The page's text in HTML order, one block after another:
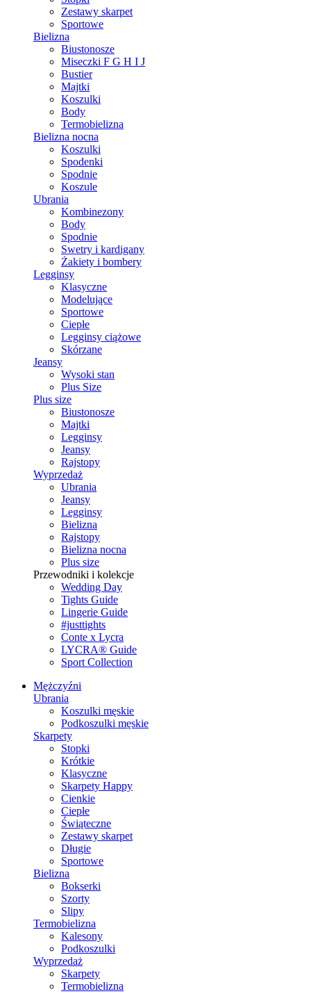
Zestawy skarpet
Sportowe
Bielizna
Biustonosze
Miseczki F G H I J
Bustier
Majtki
Koszulki
Body
Termobielizna
Bielizna nocna
Koszulki
Spodenki
Spodnie
Koszule
Ubrania
Kombinezony
Body
Spodnie
Swetry i kardigany
Żakiety i bombery
Legginsy
Klasyczne
Modelujące
Sportowe
Ciepłe
Legginsy ciążowe
Skórzane
Jeansy
Wysoki stan
Plus Size
Plus size
Biustonosze
Majtki
Legginsy
Jeansy
Rajstopy
Wyprzedaż
Ubrania
Jeansy
Legginsy
Bielizna
Rajstopy
Bielizna nocna
Plus size
Przewodniki i kolekcje
Wedding Day
Tights Guide
Lingerie Guide
#justtights
Conte x Lycra
LYCRA® Guide
Sport Сollection
Mężczyźni
Ubrania
Koszulki męskie
Podkoszulki męskie
Skarpety
Stopki
Krótkie
Klasyczne
Skarpety Happy
Cienkie
Ciepłe
Świąteczne
Zestawy skarpet
Długie
Sportowe
Bielizna
Bokserki
Szorty
Slipy
Termobielizna
Kalesony
Podkoszulki
Wyprzedaż
Skarpety
Termobielizna